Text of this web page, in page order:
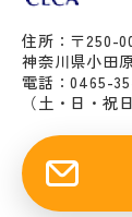
住所：〒250-
神奈川県小田
電話：0465-
（土・日・祝